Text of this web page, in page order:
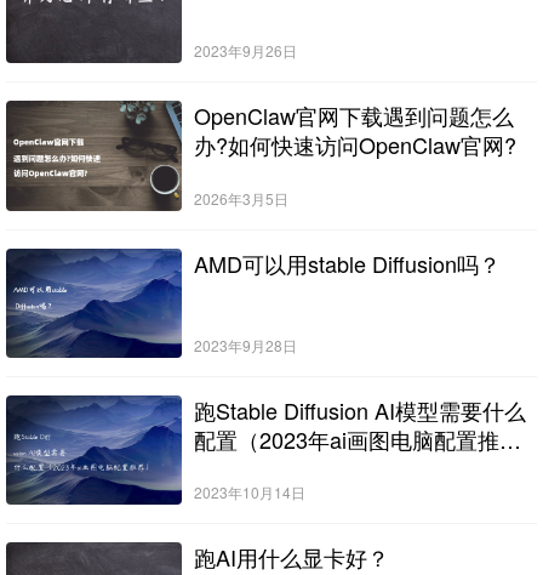
2023年9月26日
OpenClaw官网下载遇到问题怎么
办?如何快速访问OpenClaw官网?
2026年3月5日
AMD可以用stable Diffusion吗？
2023年9月28日
跑Stable Diffusion AI模型需要什么
配置（2023年ai画图电脑配置推
2023年10月14日
跑AI用什么显卡好？